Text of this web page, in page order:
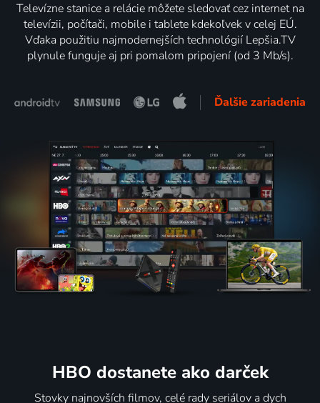
Televízne stanice a relácie môžete sledovať cez internet na
televízii, počítači, mobile i tablete kdekoľvek v celej EÚ.
Vďaka použitiu najmodernejších technológií Lepšia.TV
plynule funguje aj pri pomalom pripojení (od 3 Mb/s).
Ďalšie zariadenia
HBO dostanete ako darček
Stovky najnovších filmov, celé rady seriálov a dych